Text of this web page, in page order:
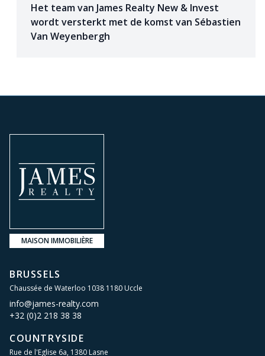
Het team van James Realty New & Invest
wordt versterkt met de komst van Sébastien
Van Weyenbergh
MAISON IMMOBILIÈRE
BRUSSELS
Chaussée de Waterloo 1038 1180 Uccle
info@james-realty.com
+32 (0)2 218 38 38
COUNTRYSIDE
Rue de l'Eglise 6a, 1380 Lasne